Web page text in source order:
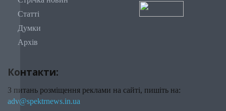
Статті
Думки
Архів
Контакти:
З питань розміщення реклами на сайті, пишіть на:
adv@spektrnews.in.ua